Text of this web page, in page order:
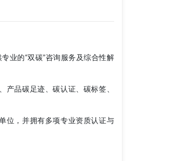
业的“双碳”咨询服务及综合性解
品碳足迹、碳认证、碳标签、
位，并拥有多项专业资质认证与